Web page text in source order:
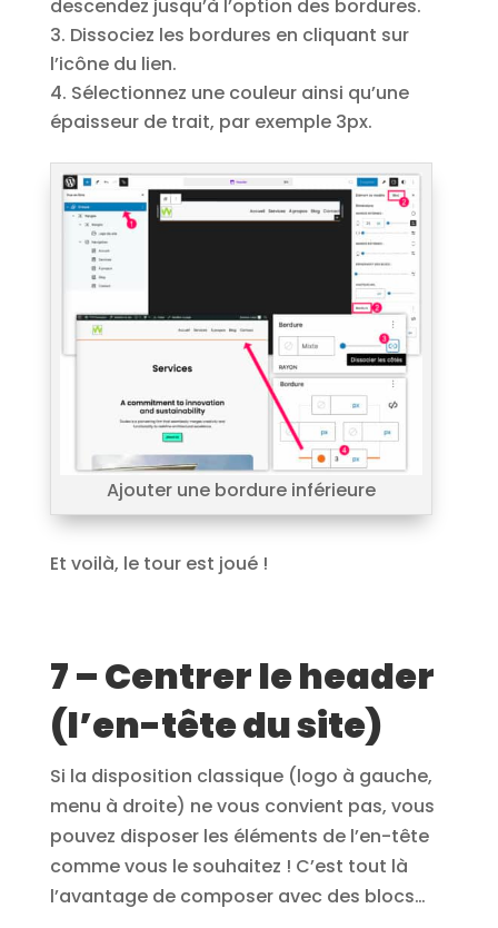
descendez jusqu’à l’option des bordures.
Dissociez les bordures en cliquant sur
l’icône du lien.
Sélectionnez une couleur ainsi qu’une
épaisseur de trait, par exemple 3px.
Ajouter une bordure inférieure
Et voilà, le tour est joué !
7 – Centrer le header
(l’en-tête du site)
Si la disposition classique (logo à gauche,
menu à droite) ne vous convient pas, vous
pouvez disposer les éléments de l’en-tête
comme vous le souhaitez ! C’est tout là
l’avantage de composer avec des blocs…